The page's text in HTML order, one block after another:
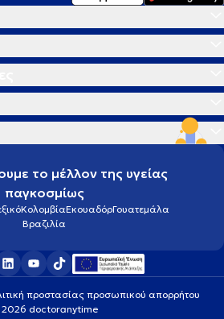
το μέλλον της υγείας
παγκοσμίως
ΚολομβίαΕκουαδόρΓουατεμάλα
Βραζιλία
προστασίας προσωπικού απορρήτου
doctoranytime